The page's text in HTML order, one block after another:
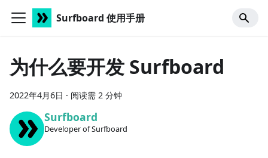
Surfboard 使用手册
为什么要开发 Surfboard
2022年4月6日 · 阅读需 2 分钟
Surfboard
Developer of Surfboard